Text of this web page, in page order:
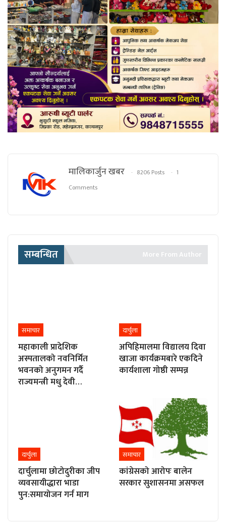
मालिकार्जुन खबर 8206 Posts
1
Comments
सम्बन्धित More From Author
समाचार
महाकाली प्रादेशिक
अस्पतालको नवनिर्मित
भवनको अनुगमन गर्दै
राज्यमन्त्री मधु देवी…
दार्चुला
अपिहिमालमा विद्यालय दिवा
खाजा कार्यक्रमबारे एकदिने
कार्यशाला गोष्ठी सम्पन्न
दार्चुला
दार्चुलामा छोटोदुरीका जीप
व्यवसायीद्धारा भाडा
पुन:समायोजन गर्न माग
समाचार
कांग्रेसको आरोपः बालेन
सरकार सुशासनमा असफल